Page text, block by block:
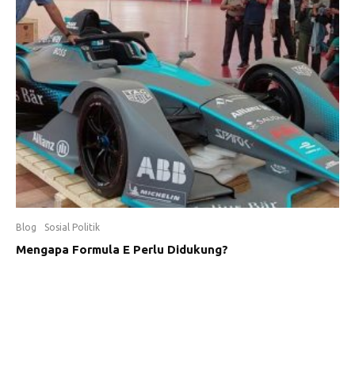
Blog Sosial Politik
Mengapa Formula E Perlu Didukung?